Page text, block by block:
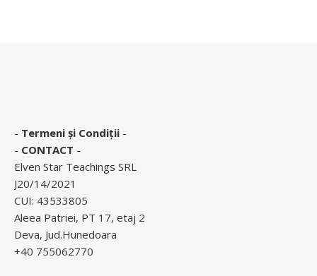
- Termeni și Condiții -
- CONTACT -
Elven Star Teachings SRL
J20/14/2021
CUI: 43533805
Aleea Patriei, PT 17, etaj 2
Deva, Jud.Hunedoara
+40 755062770